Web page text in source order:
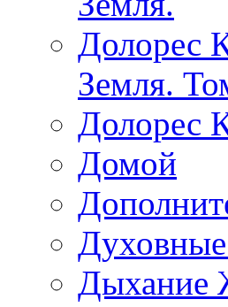
Долорес
Земля.
Долорес
Домой
Духовные
Дыхание